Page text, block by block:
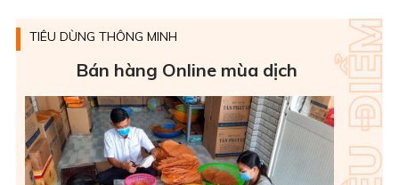
TIÊU DÙNG THÔNG MINH
Bán hàng Online mùa dịch